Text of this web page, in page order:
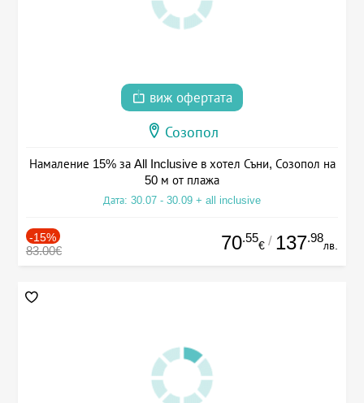
виж офертата
Созопол
Намаление 15% за All Inclusive в хотел Съни, Созопол на
50 м от плажа
Дата: 30.07 - 30.09 + all inclusive
-15%
83.00€ 70.55
€ / 137.98
лв.